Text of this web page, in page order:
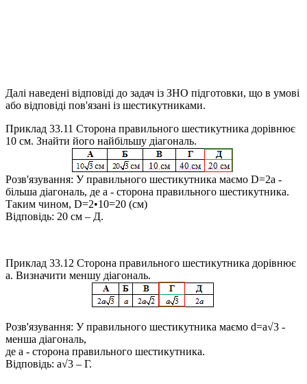
Далі наведені відповіді до задач із ЗНО підготовки, що в умові
або відповіді пов'язані із шестикутниками.
Приклад 33.11 Сторона правильного шестикутника дорівнює
10 см. Знайти його найбільшу діагональ.
Розв'язування: У правильного шестикутника маємо D=2a -
більша діагональ, де a - сторона правильного шестикутника.
Таким чином, D=2•10=20 (см)
Відповідь: 20 см – Д.
Приклад 33.12 Сторона правильного шестикутника дорівнює
a. Визначити меншу діагональ.
Розв'язування: У правильного шестикутника маємо d=a√3 -
менша діагональ,
де a - сторона правильного шестикутника.
Відповідь: a√3 – Г.